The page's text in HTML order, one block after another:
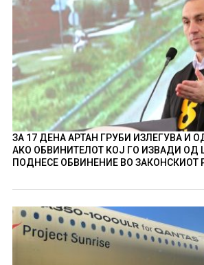
ЗА 17 ДЕНА АРТАН ГРУБИ ИЗЛЕГУВА И
АКО ОБВИНИТЕЛОТ КОЈ ГО ИЗВАДИ ОД
ПОДНЕСЕ ОБВИНЕНИЕ ВО ЗАКОНСКИОТ